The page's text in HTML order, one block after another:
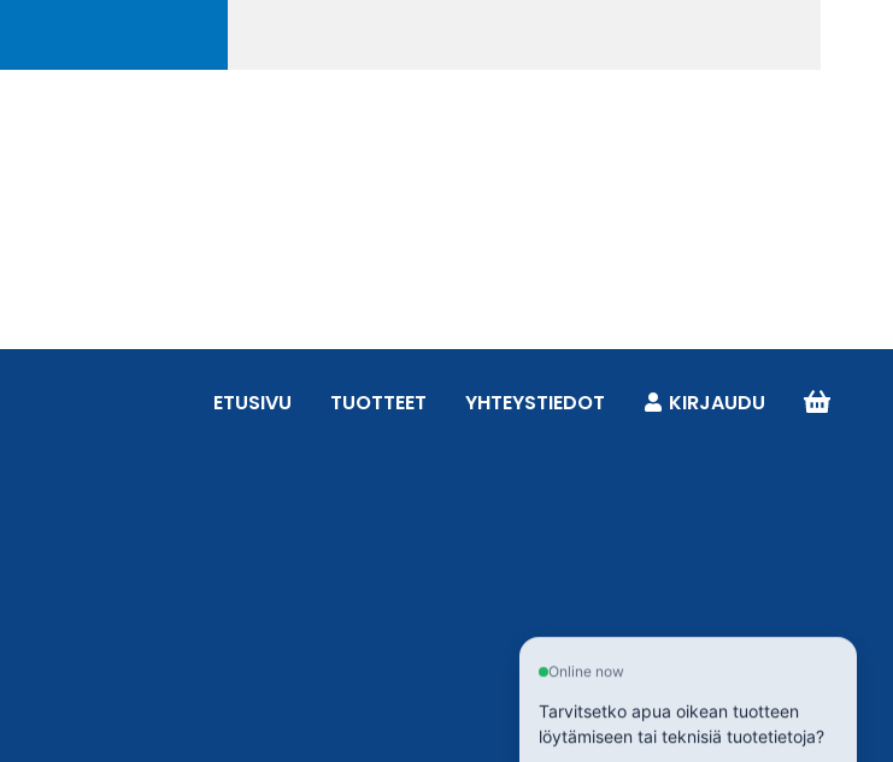
ETUSIVU TUOTTEET YHTEYSTIEDOT KIRJAUDU
Online now
Tarvitsetko apua oikean tuotteen
löytämiseen tai teknisiä tuotetietoja?